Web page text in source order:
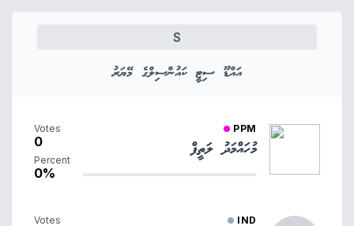
S
އައްޑޫ ސިޓީ ކައުންސިލްގެ މޭޔަރު
PPM
މުހައްމަދު ލަތީފް
Votes
0
Percent
0%
IND
Votes